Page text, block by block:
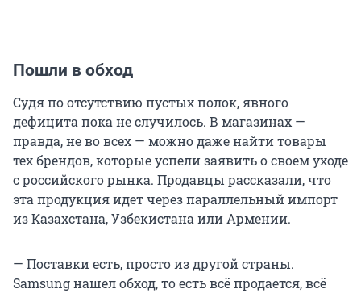
Пошли в обход
Судя по отсутствию пустых полок, явного
дефицита пока не случилось. В магазинах —
правда, не во всех — можно даже найти товары
тех брендов, которые успели заявить о своем уходе
с российского рынка. Продавцы рассказали, что
эта продукция идет через параллельный импорт
из Казахстана, Узбекистана или Армении.
— Поставки есть, просто из другой страны.
Samsung нашел обход, то есть всё продается, всё